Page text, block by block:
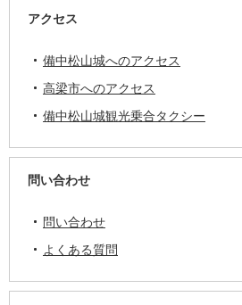
アクセス
備中松山城へのアクセス
高梁市へのアクセス
備中松山城観光乗合タクシー
問い合わせ
問い合わせ
よくある質問